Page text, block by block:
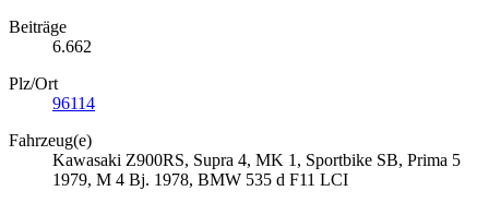
Beiträge
6.662
Plz/Ort
96114
Fahrzeug(e)
Kawasaki Z900RS, Supra 4, MK 1, Sportbike SB, Prima 5
1979, M 4 Bj. 1978, BMW 535 d F11 LCI